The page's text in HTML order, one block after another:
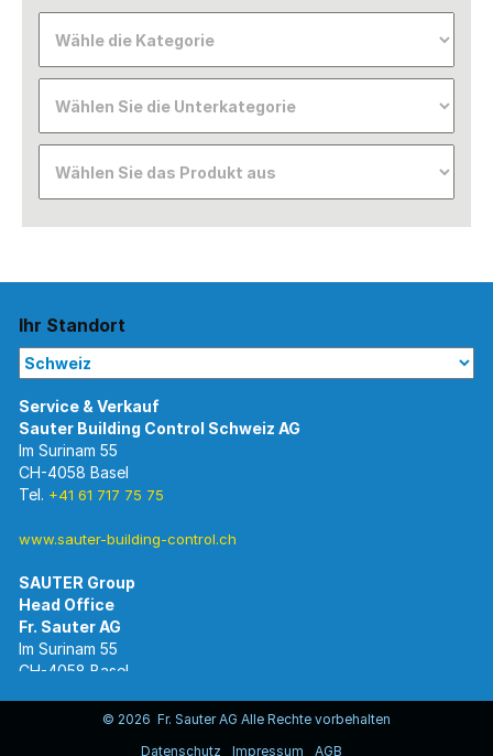
Ihr Standort
Service & Verkauf
Im Surinam 55
CH-4058 Basel
Tel. +41 61 717 75 75
www.sauter-building-control.ch
SAUTER Group
Head Office
Im Surinam 55
CH-4058 Basel
www.sauter-controls.com
© 2026 Fr. Sauter AG Alle Rechte vorbehalten
Datenschutz
Impressum AGB